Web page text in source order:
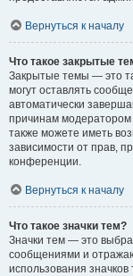
Вернуться к началу
Что такое закрытые
Закрытые темы — это
могут оставлять
автоматически
причинам
также можете иметь
зависимости от прав,
конференции.
Вернуться к началу
Что такое значки тем?
Значки тем — это
сообщениями и
использования